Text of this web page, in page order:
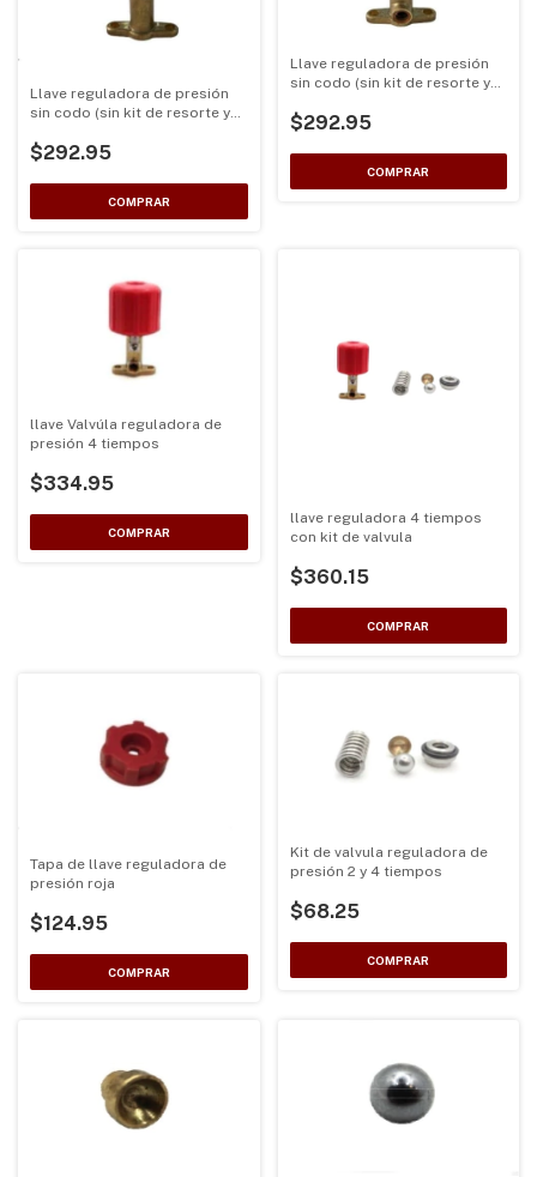
Llave reguladora de presión
sin codo (sin kit de resorte y
$292.95
Llave reguladora de presión
sin codo (sin kit de resorte y
$292.95
llave Valvúla reguladora de
presión 4 tiempos
$334.95
llave reguladora 4 tiempos
con kit de valvula
$360.15
Tapa de llave reguladora de
presión roja
$124.95
Kit de valvula reguladora de
presión 2 y 4 tiempos
$68.25